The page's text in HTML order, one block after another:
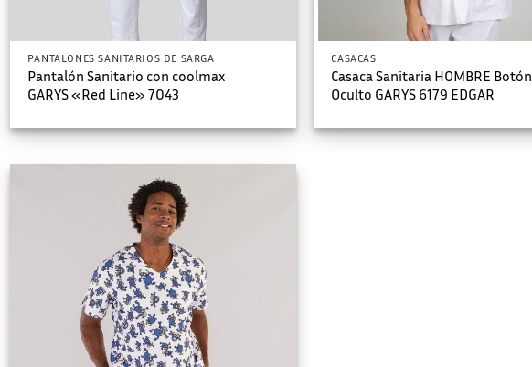
PANTALONES SANITARIOS DE SARGA
Pantalón Sanitario con coolmax
GARYS «Red Line» 7043
CASACAS
Casaca Sanitaria HOMBRE Botón
Oculto GARYS 6179 EDGAR